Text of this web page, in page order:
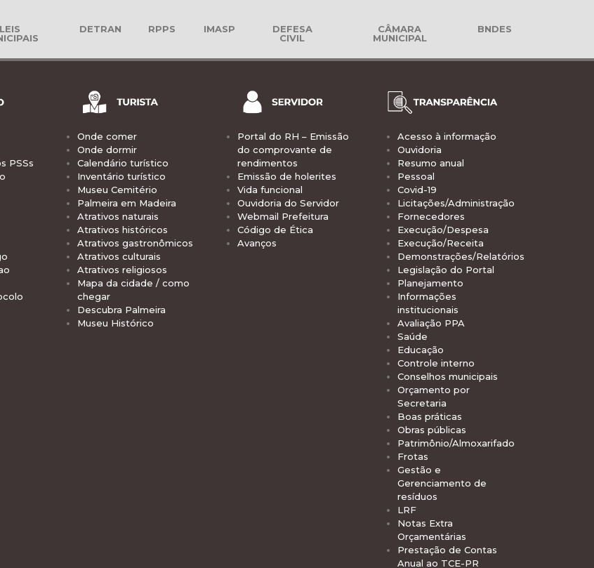
LEIS
DETRAN RPPS IMASP
DEFESA
CIVIL
CÂMARA
MUNICIPAL
BNDES
PSSs
Onde comer
Onde dormir
Calendário turístico
Inventário turístico
Museu Cemitério
Palmeira em Madeira
Atrativos naturais
Atrativos históricos
Atrativos gastronômicos
Atrativos culturais
Atrativos religiosos
Mapa da cidade / como
chegar
Descubra Palmeira
Museu Histórico
Portal do RH – Emissão
do comprovante de
rendimentos
Emissão de holerites
Vida funcional
Ouvidoria do Servidor
Webmail Prefeitura
Código de Ética
Avanços
Acesso à informação
Ouvidoria
Resumo anual
Pessoal
Covid-19
Licitações/Administração
Fornecedores
Execução/Despesa
Execução/Receita
Demonstrações/Relatórios
Legislação do Portal
Planejamento
Informações
institucionais
Avaliação PPA
Saúde
Educação
Controle interno
Conselhos municipais
Orçamento por
Secretaria
Boas práticas
Obras públicas
Patrimônio/Almoxarifado
Frotas
Gestão e
Gerenciamento de
resíduos
LRF
Notas Extra
Orçamentárias
Prestação de Contas
Anual ao TCE-PR